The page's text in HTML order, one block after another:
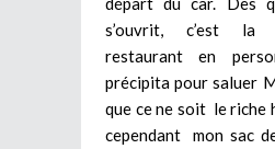
s’ouvrit, c’est la
restaurant en
précipita pour saluer
que ce ne soit le riche
cependant mon sac